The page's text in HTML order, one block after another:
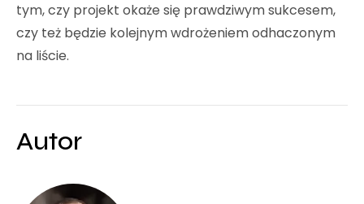
tym, czy projekt okaże się prawdziwym sukcesem,
czy też będzie kolejnym wdrożeniem odhaczonym
na liście.
Autor